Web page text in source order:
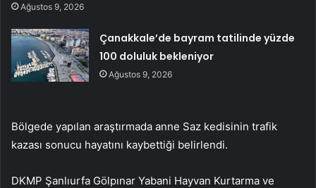
Ağustos 9, 2026
Çanakkale’de bayram tatilinde yüzde
100 doluluk bekleniyor
Ağustos 9, 2026
Bölgede yapılan araştırmada anne Saz kedisinin trafik
kazası sonucu hayatını kaybettiği belirlendi.
DKMP Şanlıurfa Gölpınar Yabani Hayvan Kurtarma ve